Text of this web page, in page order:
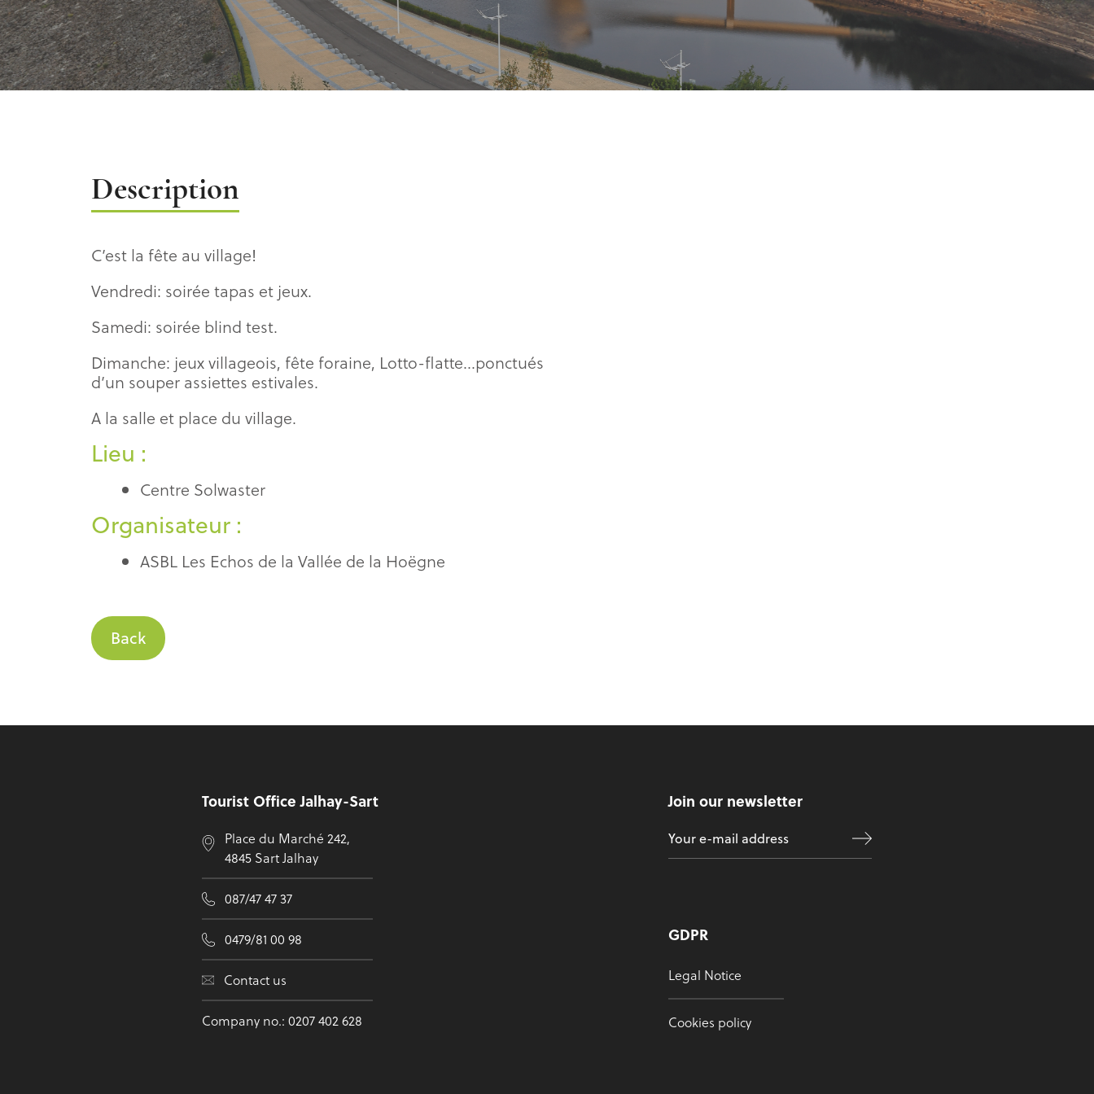
Description
Description
C’est la fête au village!
Vendredi: soirée tapas et jeux.
Samedi: soirée blind test.
Dimanche: jeux villageois, fête foraine, Lotto-flatte…ponctués
d’un souper assiettes estivales.
A la salle et place du village.
Lieu :
Centre Solwaster
Organisateur :
ASBL Les Echos de la Vallée de la Hoëgne
Back
Tourist Office Jalhay-Sart
Place du Marché 242,
4845 Sart Jalhay
087/47 47 37
0479/81 00 98
Contact us
Company no.: 0207 402 628
Join our newsletter
GDPR
Legal Notice
Cookies policy